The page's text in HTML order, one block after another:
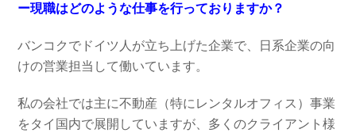
ー現職はどのような仕事を行っておりますか？
バンコクでドイツ人が立ち上げた企業で、日系企業の向
けの営業担当して働いています。
私の会社では主に不動産（特にレンタルオフィス）事業
をタイ国内で展開していますが、多くのクライアント様